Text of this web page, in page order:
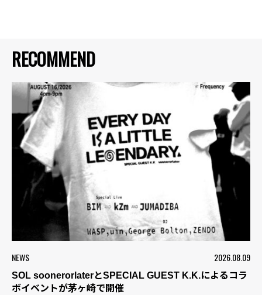
RECOMMEND
NEWS 2026.08.09
SOL soonerorlaterとSPECIAL GUEST K.K.によるコラ
ボイベントが茅ヶ崎で開催